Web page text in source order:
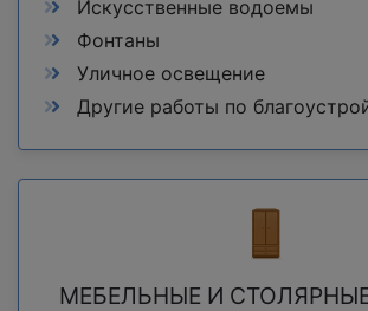
Искусственные водоемы
Фонтаны
Уличное освещение
Другие работы по
МЕБЕЛЬНЫЕ И